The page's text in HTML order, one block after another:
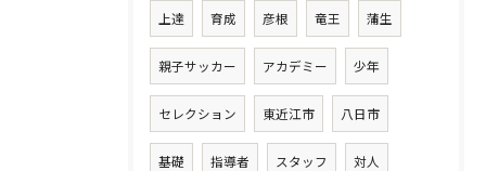
上達 育成 彦根 竜王 蒲生
親子サッカー アカデミー 少年
セレクション 東近江市 八日市
基礎 指導者 スタッフ 対人